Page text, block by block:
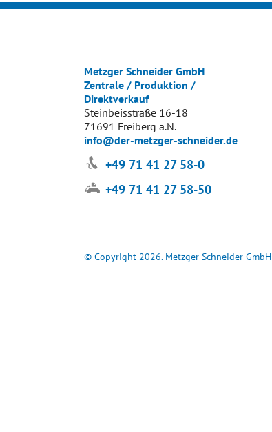
Metzger Schneider GmbH
Zentrale / Produktion /
Direktverkauf
Steinbeisstraße 16-18
71691 Freiberg a.N.
info@der-metzger-schneider.de
+49 71 41 27 58-0
+49 71 41 27 58-50
© Copyright 2026. Metzger Schneider GmbH